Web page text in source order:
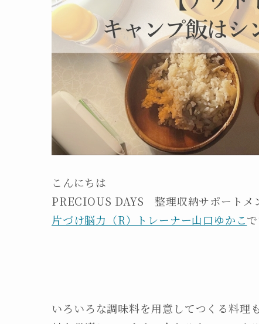
こんにちは
PRECIOUS DAYS 整理収納サポートメ
片づけ脳力（R）トレーナー山口ゆかこで
いろいろな調味料を用意してつくる料理